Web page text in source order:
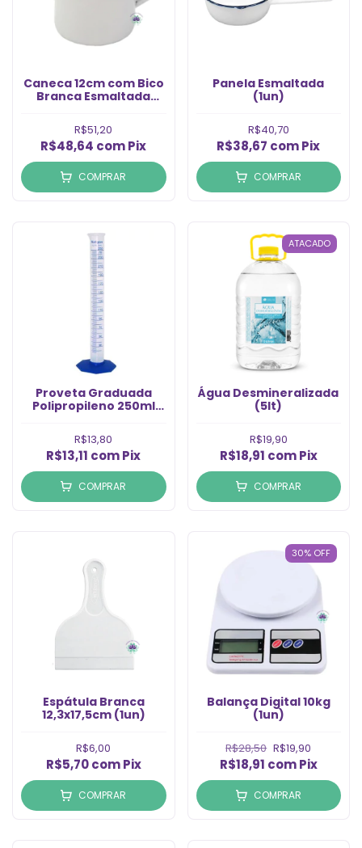
Caneca 12cm com Bico
Branca Esmaltada
R$51,20
R$48,64 comPix
COMPRAR
Panela Esmaltada
(1un)
R$40,70
R$38,67 comPix
COMPRAR
Proveta Graduada
Polipropileno 250ml
R$13,80
R$13,11 comPix
COMPRAR
ATACADO
Água Desmineralizada
(5lt)
R$19,90
R$18,91 com Pix
COMPRAR
Espátula Branca
12,3x17,5cm (1un)
R$6,00
R$5,70com Pix
COMPRAR
30% OFF
Balança Digital 10kg
(1un)
R$28,50 R$19,90
R$18,91 com Pix
COMPRAR